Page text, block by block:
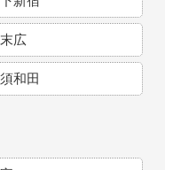
末広
須和田